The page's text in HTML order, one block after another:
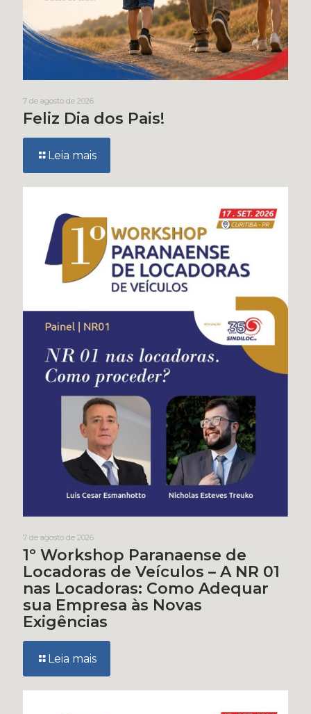
7 de agosto de 2026
Feliz Dia dos Pais!
Leia mais
7 de agosto de 2026
1º Workshop Paranaense de
Locadoras de Veículos – A NR 01
nas Locadoras: Como Adequar
sua Empresa às Novas
Exigências
Leia mais